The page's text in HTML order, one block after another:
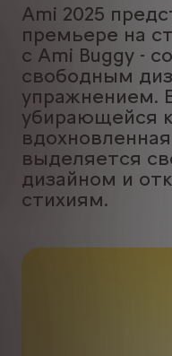
Ami 2025
премьере на
с Ami Buggy -
свободным
упражнением.
убирающейся
выделяется
дизайном и
стихиям.